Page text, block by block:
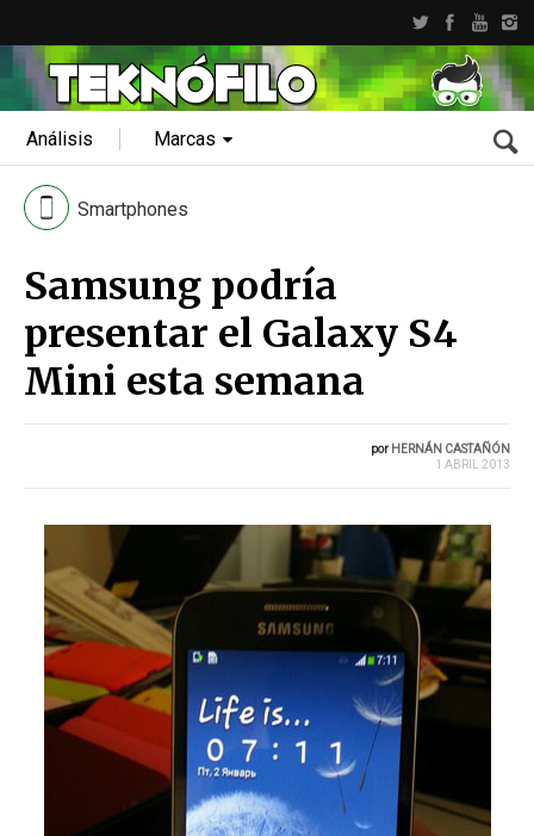
Análisis Marcas
Smartphones
Samsung podría
presentar el Galaxy S4
Mini esta semana
por HERNÁN CASTAÑÓN
1 ABRIL 2013